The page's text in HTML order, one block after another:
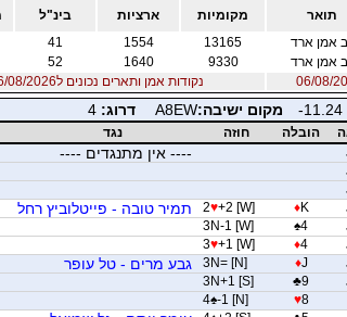
תואר מקומיות ארציות בינ"ל
אמן ארד 13165
1554
41
אמן ארד 9330
1640
52
נקודות אמן ותארים נכונים ל06/08/2026
-11.24 מקום ישיבה:A8EW דרוג: 4
הובלה חוזה
נגד
---- אין מתנגדים ----
♦K
2♥+2 [W] תמיר טובה - פייטלוביץ רחל
♠4
3N-1 [W]
♦4
3♥+1 [W]
♦J
3N= [N] גבע מרים - טל עופר
♣9
3N+1 [S]
♥8
4♠-1 [N]